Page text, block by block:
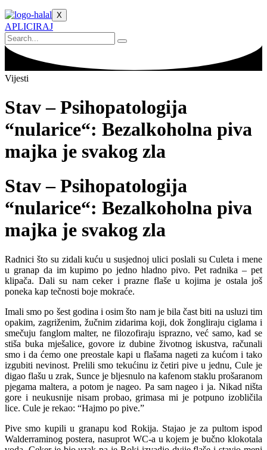
X
APLICIRAJ
Vijesti
Stav – Psihopatologija
“nularice“: Bezalkoholna piva
majka je svakog zla
Stav – Psihopatologija
“nularice“: Bezalkoholna piva
majka je svakog zla
Radnici što su zidali kuću u susjednoj ulici poslali su Culeta i mene
u granap da im kupimo po jedno hladno pivo. Pet radnika – pet
klipača. Dali su nam ceker i prazne flaše u kojima je ostala još
poneka kap tečnosti boje mokraće.
Imali smo po šest godina i osim što nam je bila čast biti na usluzi tim
opakim, zagriženim, žučnim zidarima koji, dok žongliraju ciglama i
smečuju fanglom malter, ne filozofiraju isprazno, već samo, kad se
stiša buka mješalice, govore iz dubine životnog iskustva, računali
smo i da ćemo one preostale kapi u flašama nageti za kućom i tako
izgubiti nevinost. Prelili smo tekućinu iz četiri pive u jednu, Cule je
digao flašu u zrak, Sunce je bljesnulo na kafenom staklu prošaranom
pjegama maltera, a potom je nageo. Pa sam nageo i ja. Nikad ništa
gore i neukusnije nisam probao, grimasa mi je potpuno izobličila
lice. Cule je rekao: “Hajmo po pive.”
Pive smo kupili u granapu kod Rokija. Stajao je za pultom ispod
Walderraminog postera, nasuprot WC-a u kojem je bučno klokotala